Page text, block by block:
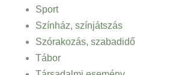
Sport
Színház, színjátszás
Szórakozás, szabadidő
Tábor